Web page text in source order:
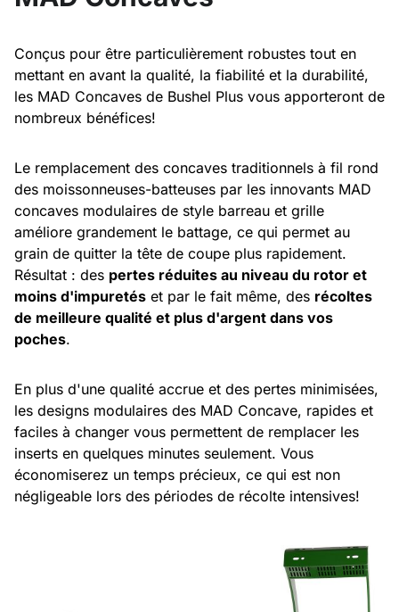
Conçus pour être particulièrement robustes tout en
mettant en avant la qualité, la fiabilité et la durabilité,
les MAD Concaves de Bushel Plus vous apporteront de
nombreux bénéfices!
Le remplacement des concaves traditionnels à fil rond
des moissonneuses-batteuses par les innovants MAD
concaves modulaires de style barreau et grille
améliore grandement le battage, ce qui permet au
grain de quitter la tête de coupe plus rapidement.
Résultat : des pertes réduites au niveau du rotor et
moins d'impuretés et par le fait même, des récoltes
de meilleure qualité et plus d'argent dans vos
poches.
En plus d'une qualité accrue et des pertes minimisées,
les designs modulaires des MAD Concave, rapides et
faciles à changer vous permettent de remplacer les
inserts en quelques minutes seulement. Vous
économiserez un temps précieux, ce qui est non
négligeable lors des périodes de récolte intensives!